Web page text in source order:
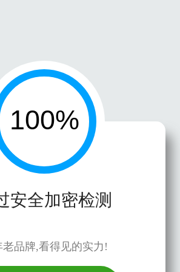
安全加密检测
老品牌,看得见的实力!